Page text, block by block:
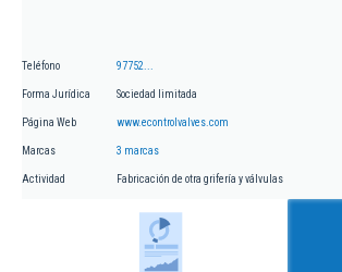
Teléfono 97752...
Forma Jurídica Sociedad limitada
Página Web www.econtrolvalves.com
Marcas 3 marcas
Actividad Fabricación de otra grifería y válvulas